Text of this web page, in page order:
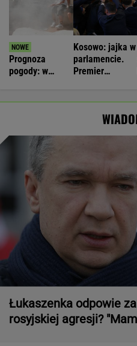
Prognoza
pogody: w
Kosowo: jajka w
parlamencie.
Premier
Łukaszenka odpowie za
rosyjskiej agresji?